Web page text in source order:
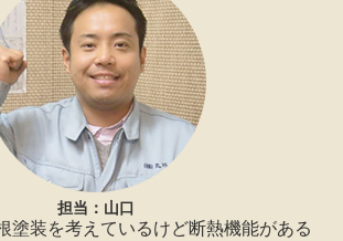
担当：山口
塗装を考えているけど断熱機能がある